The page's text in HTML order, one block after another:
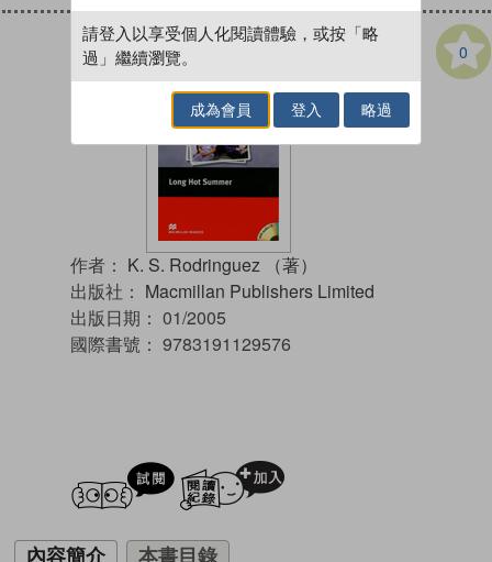
0
作者： K. S. Rodringuez （著）
出版社： Macmillan Publishers Limited
出版日期： 01/2005
國際書號： 9783191129576
試閲
內容簡介 本書目錄
請登入以享受個人化閱讀體驗，或按「略
過」繼續瀏覽。
成為會員 登入 略過